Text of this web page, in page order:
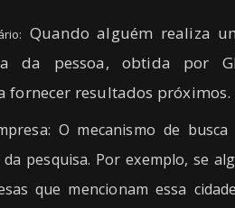
Quando alguém realiza
da pessoa, obtida por
fornecer resultados próximos.
: O mecanismo de
pesquisa. Por exemplo, se
que mencionam essa